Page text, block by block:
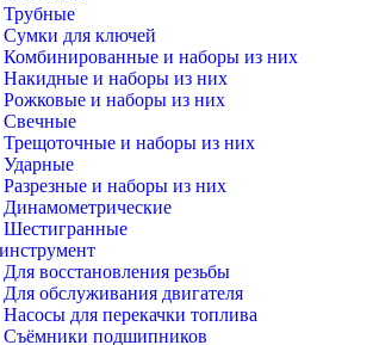
Трубные
Сумки для ключей
Комбинированные и наборы из них
Накидные и наборы из них
Рожковые и наборы из них
Свечные
Трещоточные и наборы из них
Ударные
Разрезные и наборы из них
Динамометрические
Шестигранные
Для восстановления резьбы
Для обслуживания двигателя
Насосы для перекачки топлива
Съёмники подшипников